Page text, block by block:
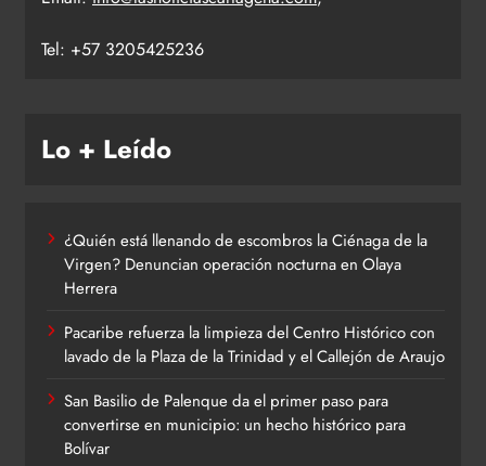
Tel: +57 3205425236
Lo + Leído
¿Quién está llenando de escombros la Ciénaga de la
Virgen? Denuncian operación nocturna en Olaya
Herrera
Pacaribe refuerza la limpieza del Centro Histórico con
lavado de la Plaza de la Trinidad y el Callejón de Araujo
San Basilio de Palenque da el primer paso para
convertirse en municipio: un hecho histórico para
Bolívar